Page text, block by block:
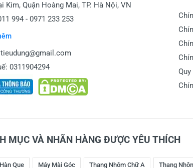
Kim, Quận Hoàng Mai, TP. Hà Nội, VN
994 - 0971 233 253
0311904294
MỤC VÀ NHÃN HÀNG ĐƯỢC YÊU THÍCH
Que Máy Mài Góc Thang Nhôm Chữ A Thang